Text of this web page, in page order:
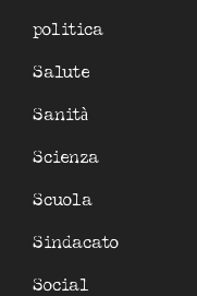
politica
Salute
Sanità
Scienza
Scuola
Sindacato
Social